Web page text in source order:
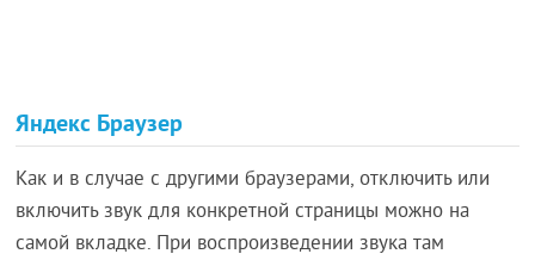
Яндекс Браузер
Как и в случае с другими браузерами, отключить или
включить звук для конкретной страницы можно на
самой вкладке. При воспроизведении звука там